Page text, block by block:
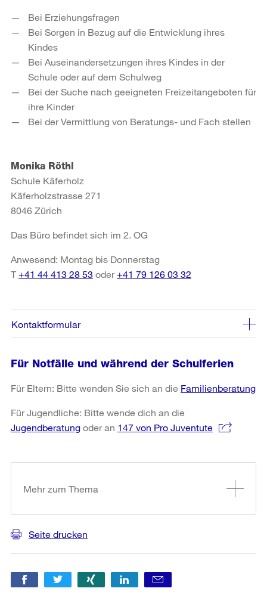
Bei Erziehungsfragen
Bei Sorgen in Bezug auf die Entwicklung ihres
Kindes
Bei Auseinandersetzungen ihres Kindes in der
Schule oder auf dem Schulweg
Bei der Suche nach geeigneten Freizeitangeboten für
ihre Kinder
Bei der Vermittlung von Beratungs- und Fach stellen
Monika Röthl
Schule Käferholz
Käferholzstrasse 271
8046 Zürich
Das Büro befindet sich im 2. OG
Anwesend: Montag bis Donnerstag
T+41 44 413 28 53 oder+41 79 126 03 32
Kontaktformular
Für Notfälle und während der Schulferien
Für Eltern: Bitte wenden Sie sich an die Familienberatung
Für Jugendliche: Bitte wende dich an die
Jugendberatung oder an 147 von Pro Juventute
Mehr zum Thema
Seite drucken